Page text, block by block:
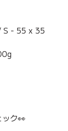
- 55 x 35
ク👀